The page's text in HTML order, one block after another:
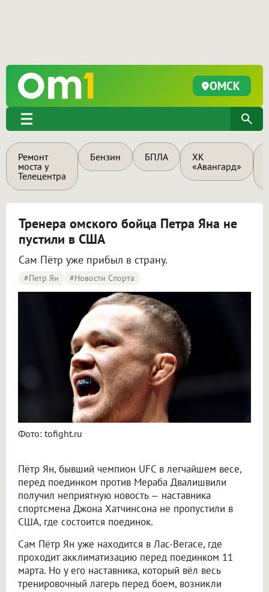
ОМСК
Ремонт
моста у
Телецентра
Бензин БПЛА
ХК
«Авангард»
Тренера омского бойца Петра Яна не
пустили в США
Сам Пётр уже прибыл в страну.
#Петр Ян #Новости Спорта
Фото: tofight.ru
Пётр Ян, бывший чемпион UFC в легчайшем весе,
перед поединком против Мераба Двалишвили
получил неприятную новость — наставника
спортсмена Джона Хатчинсона не пропустили в
США, где состоится поединок.
Сам Пётр Ян уже находится в Лас-Вегасе, где
проходит акклиматизацию перед поединком 11
марта. Но у его наставника, который вёл весь
тренировочный лагерь перед боем, возникли